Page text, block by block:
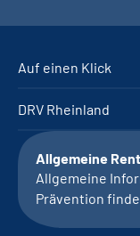
Auf einen Klick
DRV Rheinland
Allgemeine
Allgemeine
Prävention